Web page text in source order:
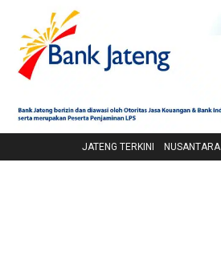
JATENG TERKINI NUSANTARA